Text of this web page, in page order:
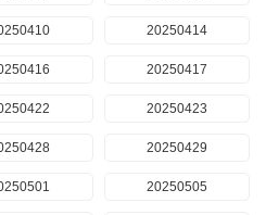
20250414
20250417
20250423
20250429
20250505